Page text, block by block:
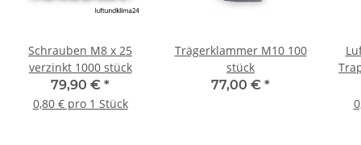
Schrauben M8 x 25
verzinkt 1000 stück
79,90 € *
0,80 € pro 1 Stück
Trägerklammer M10 100
stück
77,00 € *